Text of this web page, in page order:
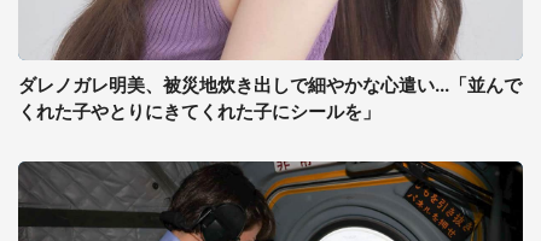
ダレノガレ明美、被災地炊き出しで細やかな心遣い...「並んで
くれた子やとりにきてくれた子にシールを」